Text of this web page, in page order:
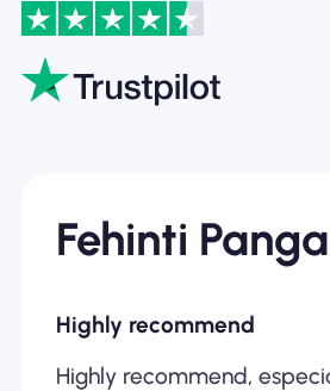
Highly recommend
Highly recommend,